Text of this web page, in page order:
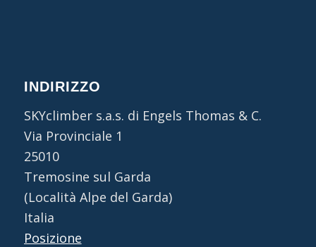
INDIRIZZO
SKYclimber s.a.s. di Engels Thomas & C.
Via Provinciale 1
25010
Tremosine sul Garda
(Località Alpe del Garda)
Italia
Posizione